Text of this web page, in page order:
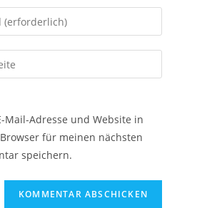
Mail-Adresse und Website in
für meinen nächsten
speichern.